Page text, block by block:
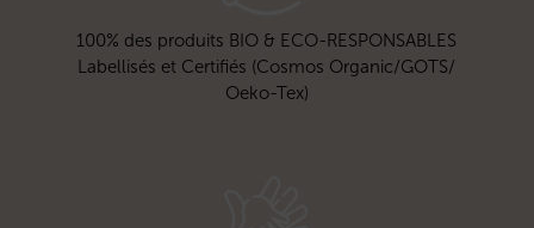
100% des produits BIO & ECO-RESPONSABLES
Labellisés et Certifiés (Cosmos Organic/GOTS/
Oeko-Tex)